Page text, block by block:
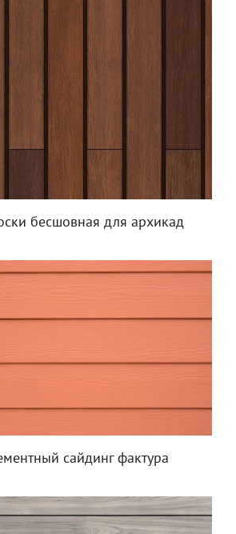
бесшовная для архикад
сайдинг фактура